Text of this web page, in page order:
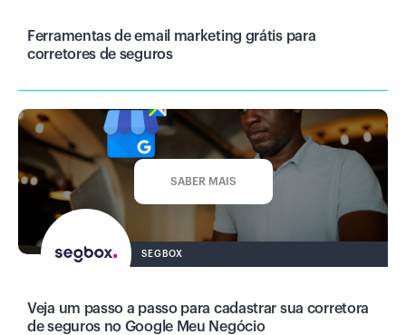
Ferramentas de email marketing grátis para
corretores de seguros
SEGBOX
SABER MAIS
Veja um passo a passo para cadastrar sua corretora
de seguros no Google Meu Negócio